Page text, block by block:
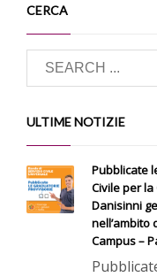
CERCA
ULTIME NOTIZIE
Pubblicate
Civile per
Danisinni
nell’ambito
Campus –